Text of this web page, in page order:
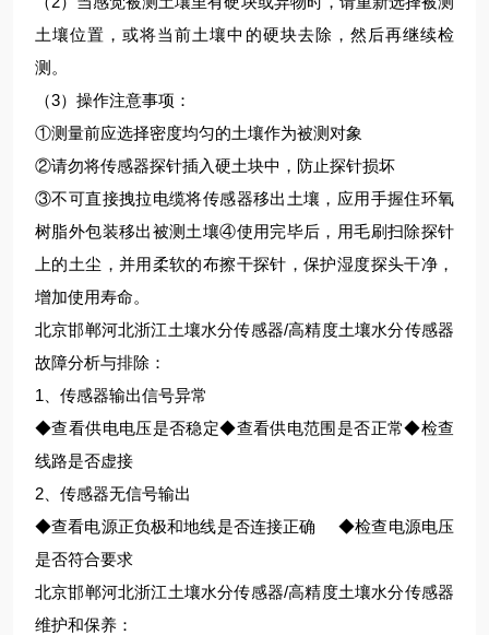
土壤位置，或将当前土壤中的硬块去除，然后再继续检
测。
（3）操作注意事项：
①测量前应选择密度均匀的土壤作为被测对象
②请勿将传感器探针插入硬土块中，防止探针损坏
③不可直接拽拉电缆将传感器移出土壤，应用手握住环氧
树脂外包装移出被测土壤④使用完毕后，用毛刷扫除探针
上的土尘，并用柔软的布擦干探针，保护湿度探头干净，
增加使用寿命。
北京邯郸河北浙江土壤水分传感器/高精度土壤水分传感器
故障分析与排除：
1、传感器输出信号异常
◆查看供电电压是否稳定◆查看供电范围是否正常◆检查
线路是否虚接
2、传感器无信号输出
◆查看电源正负极和地线是否连接正确 ◆检查电源电压
是否符合要求
北京邯郸河北浙江土壤水分传感器/高精度土壤水分传感器
维护和保养：